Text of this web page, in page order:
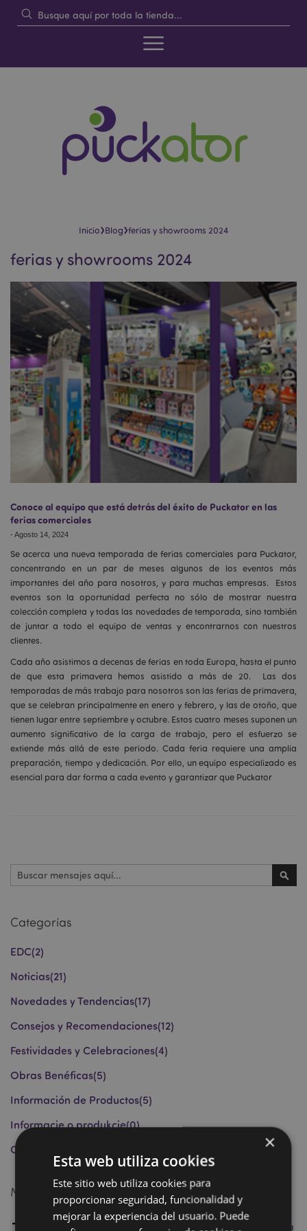
Inicio›Blog›ferias y showrooms 2024
ferias y showrooms 2024
Conoce al equipo que está detrás del éxito de Puckator en las
ferias comerciales
- Agosto 14, 2024
Se acerca una nueva temporada de ferias comerciales para Puckator,
concentrando en un par de meses algunos de los eventos más
importantes del año para nosotros, y para muchas empresas. Estos
eventos son la oportunidad perfecta no sólo de mostrar nuestra
colección completa y todas las novedades de temporada, sino también
de juntar a todo el equipo de ventas y encontrarnos con nuestros
clientes.
Cada año asistimos a decenas de ferias en toda Europa, hasta el punto
de que esta primavera hemos asistido a más de 20. Las dos
temporadas de más trabajo para nosotros son las ferias de primavera,
que se celebran principalmente en enero y febrero, y las de otoño, que
tienen lugar entre septiembre y octubre. Estos cuatro meses suponen un
aumento significativo de la carga de trabajo, pero el esfuerzo se
extiende más allá de este periodo. Cada feria requiere una amplia
preparación, tiempo y dedicación. Por ello, un equipo especializado es
esencial para dar forma a cada evento y garantizar que Puckator
Buscar
Categorías
EDC(2)
Noticias(21)
Novedades y Tendencias(17)
Consejos y Recomendaciones(12)
Festividades y Celebraciones(4)
Obras Benéficas(5)
Información de Productos(5)
Informacje o produkcie(0)
Curiosidades
Mensajes recientes
Marcapáginas Magnéticos: La Premiada Tendencia
×
Esta web utiliza cookies
Este sitio web utiliza cookies para
proporcionar seguridad, funcionalidad y
mejorar la experiencia del usuario. Puede